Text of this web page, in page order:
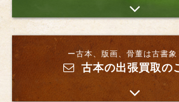
ー古本、版画、骨董は古書象
古本の出張買取の